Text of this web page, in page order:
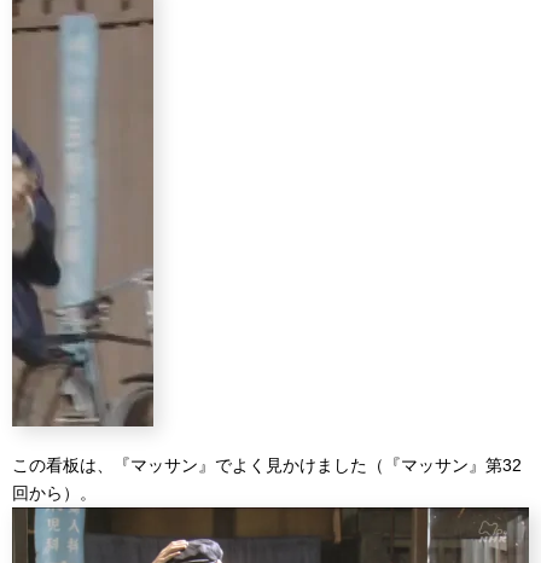
この看板は、『マッサン』でよく見かけました（『マッサン』第32
回から）。